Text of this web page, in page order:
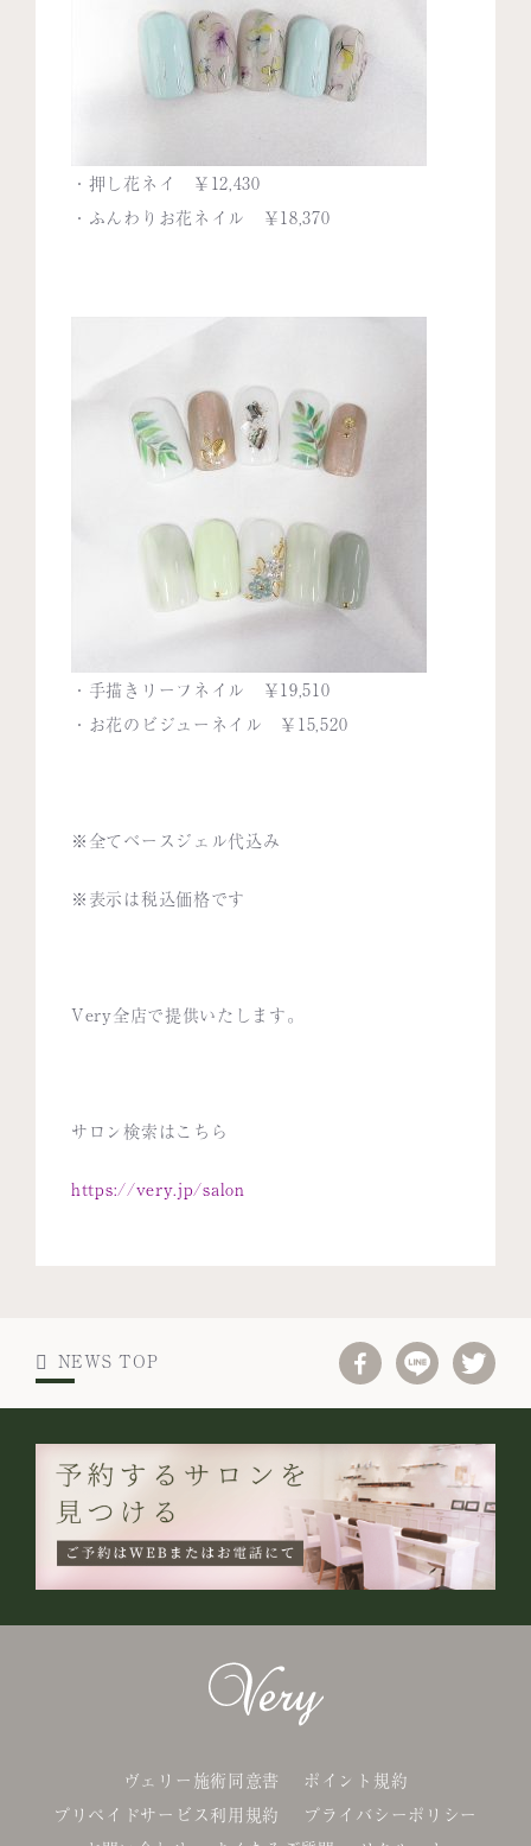
・押し花ネイ ￥12,430
・ふんわりお花ネイル ￥18,370
・手描きリーフネイル ￥19,510
・お花のビジューネイル ￥15,520
※全てベースジェル代込み
※表示は税込価格です
Very全店で提供いたします。
サロン検索はこちら
https://very.jp/salon
NEWS TOP
ヴェリー施術同意書
ポイント規約
プリペイドサービス利用規約
プライバシーポリシー